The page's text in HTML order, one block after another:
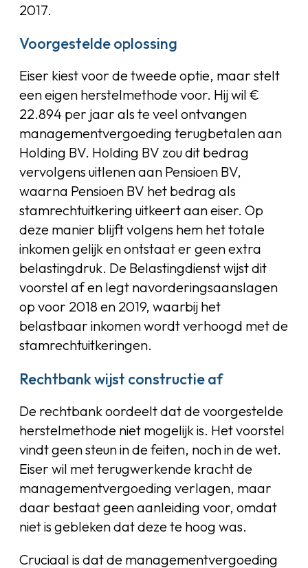
2017.
Voorgestelde oplossing
Eiser kiest voor de tweede optie, maar stelt
een eigen herstelmethode voor. Hij wil €
22.894 per jaar als te veel ontvangen
managementvergoeding terugbetalen aan
Holding BV. Holding BV zou dit bedrag
vervolgens uitlenen aan Pensioen BV,
waarna Pensioen BV het bedrag als
stamrechtuitkering uitkeert aan eiser. Op
deze manier blijft volgens hem het totale
inkomen gelijk en ontstaat er geen extra
belastingdruk. De Belastingdienst wijst dit
voorstel af en legt navorderingsaanslagen
op voor 2018 en 2019, waarbij het
belastbaar inkomen wordt verhoogd met de
stamrechtuitkeringen.
Rechtbank wijst constructie af
De rechtbank oordeelt dat de voorgestelde
herstelmethode niet mogelijk is. Het voorstel
vindt geen steun in de feiten, noch in de wet.
Eiser wil met terugwerkende kracht de
managementvergoeding verlagen, maar
daar bestaat geen aanleiding voor, omdat
niet is gebleken dat deze te hoog was.
Cruciaal is dat de managementvergoeding